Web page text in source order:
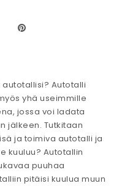
Autotalli
yhä useimmille
jossa voi ladata
jälkeen. Tutkitaan
ja toimiva autotalli ja
kuuluu? Autotallin
puuhaa
pitäisi kuulua muun